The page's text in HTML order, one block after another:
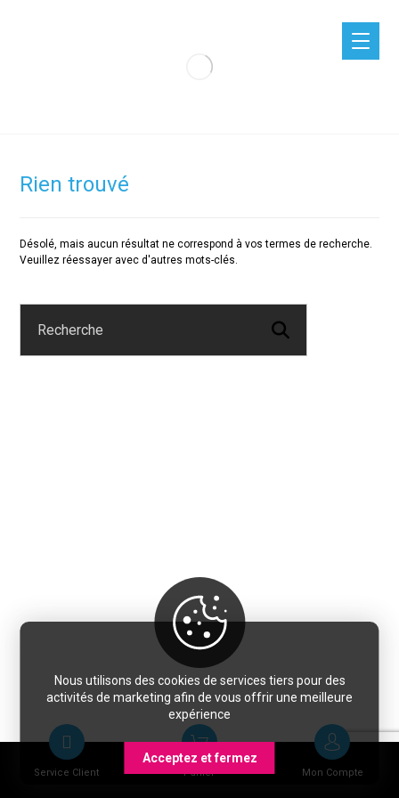
Rien trouvé
Désolé, mais aucun résultat ne correspond à vos termes de recherche.
Veuillez réessayer avec d'autres mots-clés.
Service Client Panier Mon Compte
Nous utilisons des cookies de services tiers pour des
activités de marketing afin de vous offrir une meilleure
expérience
Acceptez et fermez